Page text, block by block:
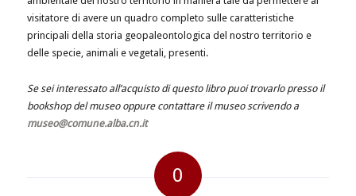
visitatore di avere un quadro completo sulle caratteristiche
principali della storia geopaleontologica del nostro territorio e
delle specie, animali e vegetali, presenti.
Se sei interessato all’acquisto di questo libro puoi trovarlo presso il
bookshop del museo oppure contattare il museo scrivendo a
museo@comune.alba.cn.it
0